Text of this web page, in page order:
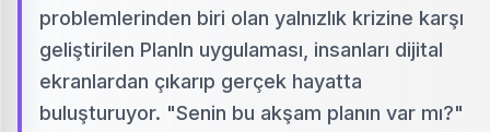
problemlerinden biri olan yalnızlık krizine karşı
geliştirilen PlanIn uygulaması, insanları dijital
ekranlardan çıkarıp gerçek hayatta
buluşturuyor. "Senin bu akşam planın var mı?"